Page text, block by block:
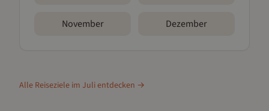
November Dezember
Alle Reiseziele im Julientdecken →